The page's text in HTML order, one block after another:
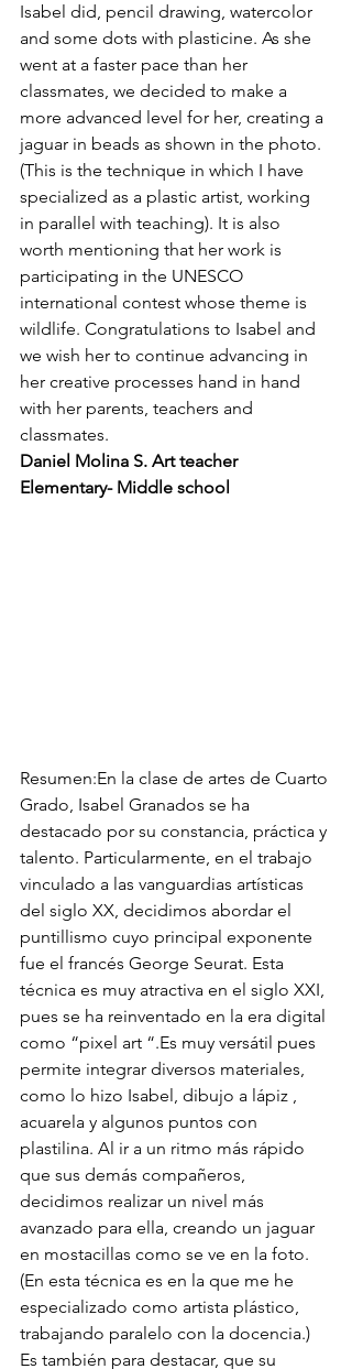
Isabel did, pencil drawing, watercolor
and some dots with plasticine. As she
went at a faster pace than her
classmates, we decided to make a
more advanced level for her, creating a
jaguar in beads as shown in the photo.
(This is the technique in which I have
specialized as a plastic artist, working
in parallel with teaching). It is also
worth mentioning that her work is
participating in the UNESCO
international contest whose theme is
wildlife. Congratulations to Isabel and
we wish her to continue advancing in
her creative processes hand in hand
with her parents, teachers and
classmates.
Daniel Molina S. Art teacher
Elementary- Middle school
Resumen:En la clase de artes de Cuarto
Grado, Isabel Granados se ha
destacado por su constancia, práctica y
talento. Particularmente, en el trabajo
vinculado a las vanguardias artísticas
del siglo XX, decidimos abordar el
puntillismo cuyo principal exponente
fue el francés George Seurat. Esta
técnica es muy atractiva en el siglo XXI,
pues se ha reinventado en la era digital
como “pixel art “.Es muy versátil pues
permite integrar diversos materiales,
como lo hizo Isabel, dibujo a lápiz ,
acuarela y algunos puntos con
plastilina. Al ir a un ritmo más rápido
que sus demás compañeros,
decidimos realizar un nivel más
avanzado para ella, creando un jaguar
en mostacillas como se ve en la foto.
(En esta técnica es en la que me he
especializado como artista plástico,
trabajando paralelo con la docencia.)
Es también para destacar, que su